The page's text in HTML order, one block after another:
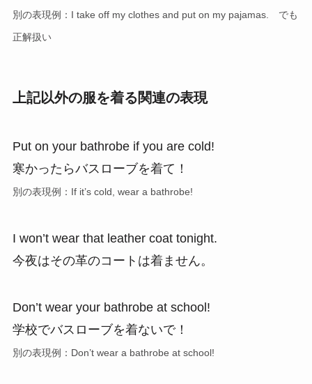
別の表現例：I take off my clothes and put on my pajamas. でも
正解扱い
上記以外の服を着る関連の表現
Put on your bathrobe if you are cold!
寒かったらバスローブを着て！
別の表現例：If it’s cold, wear a bathrobe!
I won’t wear that leather coat tonight.
今夜はその革のコートは着ません。
Don’t wear your bathrobe at school!
学校でバスローブを着ないで！
別の表現例：Don’t wear a bathrobe at school!